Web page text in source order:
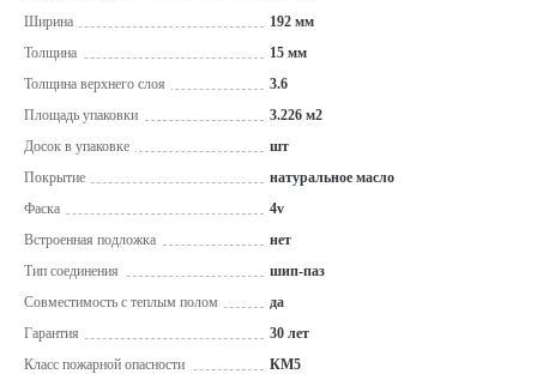
Ширина
192 мм
Толщина
15 мм
Толщина верхнего слоя
3.6
Площадь упаковки
3.226 м2
Досок в упаковке
шт
Покрытие
натуральное масло
Фаска
4v
Встроенная подложка
нет
Тип соединения
шип-паз
Совместимость с теплым полом
да
Гарантия
30 лет
Класс пожарной опасности
КМ5